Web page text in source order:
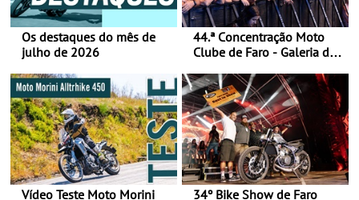
Os destaques do mês de
julho de 2026
44.ª Concentração Moto
Clube de Faro - Galeria de
Vídeo Teste Moto Morini 34º Bike Show de Faro